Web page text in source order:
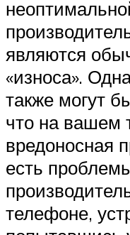
являются
«износа».
также могут
что на вашем
вредоносная
есть
телефоне,